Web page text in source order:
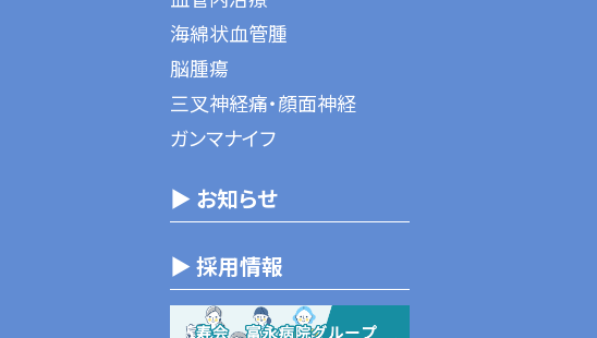
海綿状血管腫
脳腫瘍
三叉神経痛・顔面神経
ガンマナイフ
▶ お知らせ
▶ 採用情報